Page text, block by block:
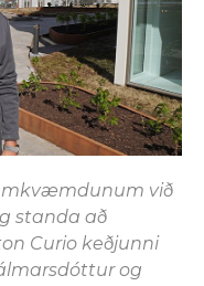
við
standa að
Curio keðjunni
og